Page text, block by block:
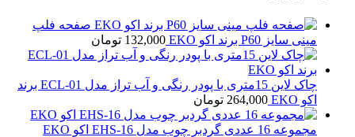
صفحه فلپ
مینی سایز P60 برند اکو EKO
132,000 تومان
چاک لاین 15متری با پودر رنگی و آب تراز مدل ECL-01 برند
اکو EKO
264,000 تومان
مجموعه 16 عددی گردبر چوب مدل EHS-16 اکو EKO